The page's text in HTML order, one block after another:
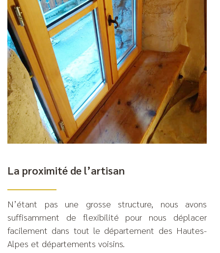
La proximité de l’artisan
N’étant pas une grosse structure, nous avons
suffisamment de flexibilité pour nous déplacer
facilement dans tout le département des Hautes-
Alpes et départements voisins.